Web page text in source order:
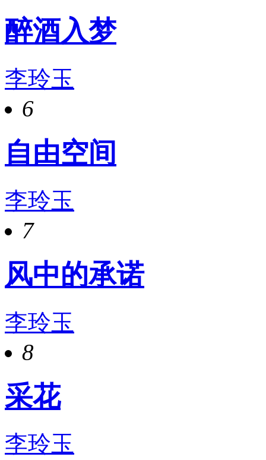
醉酒入梦
李玲玉
6
自由空间
李玲玉
7
风中的承诺
李玲玉
8
采花
李玲玉